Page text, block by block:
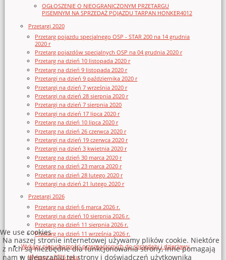
OGŁOSZENIE O NIEOGRANICZONYM PRZETARGU
PISEMNYM NA SPRZEDAŻ POJAZDU TARPAN HONKER4012
Przetargi 2020
Przetarg pojazdu specjalnego OSP - STAR 200 na 14 grudnia
2020 r
Przetarg pojazdów specjalnych OSP na 04 grudnia 2020 r
Przetarg na dzień 10 listopada 2020 r
Przetarg na dzień 9 listopada 2020 r
Przetargi na dzień 9 października 2020 r
Przetargi na dzień 7 września 2020 r
Przetargi na dzień 28 sierpnia 2020 r
Przetargi na dzień 7 sierpnia 2020
Przetargi na dzień 17 lipca 2020 r
Przetarg na dzień 10 lipca 2020 r
Przetarg na dzień 26 czerwca 2020 r
Przetargi na dzień 19 czerwca 2020 r
Przetargi na dzień 3 kwietnia 2020 r
Przetarg na dzień 30 marca 2020 r
Przetarg na dzień 23 marca 2020 r
Przetarg na dzień 28 lutego 2020 r
Przetargi na dzień 21 lutego 2020 r
Przetargi 2026
Przetarg na dzień 6 marca 2026 r.
Przetargi na dzień 10 sierpnia 2026 r.
Przetarg na dzień 11 sierpnia 2026 r.
Przetarg na dzień 11 września 2026 r.
Wykazy nieruchomości przeznaczonych do sprzedaży i dzierżawy
Wykazy z 2026 roku
We use cookies
Na naszej stronie internetowej używamy plików cookie. Niektóre
z nich są niezbędne dla funkcjonowania strony, inne pomagają
nam w ulepszaniu tej strony i doświadczeń użytkownika